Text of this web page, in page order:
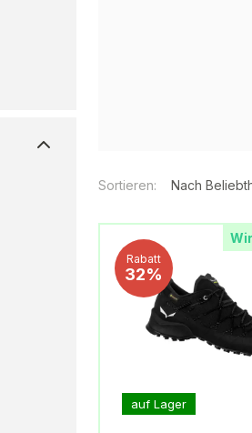
Sortieren: Nach
Rabatt
32%
auf Lager